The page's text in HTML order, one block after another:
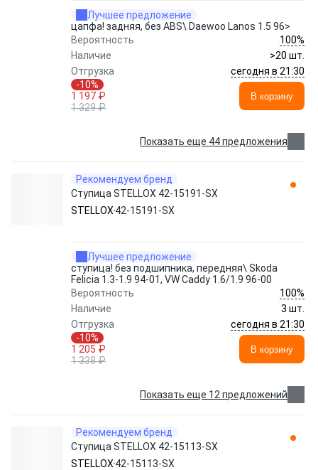
Лучшее предложение
цапфа! задняя, без ABS\ Daewoo Lanos 1.5 96>
Вероятность
100%
Наличие
>20 шт.
Отгрузка
сегодня в 21:30
-10%
1 197 ₽
1 329 ₽
В корзину
Показать еще 44 предложения
Рекомендуем бренд
Ступица STELLOX 42-15191-SX
STELLOX 42-15191-SX
Лучшее предложение
ступица! без подшипника, передняя\ Skoda
Felicia 1.3-1.9 94-01, VW Caddy 1.6/1.9 96-00
Вероятность
100%
Наличие
3 шт.
Отгрузка
сегодня в 21:30
-10%
1 205 ₽
1 338 ₽
В корзину
Показать еще 12 предложений
Рекомендуем бренд
Ступица STELLOX 42-15113-SX
STELLOX 42-15113-SX